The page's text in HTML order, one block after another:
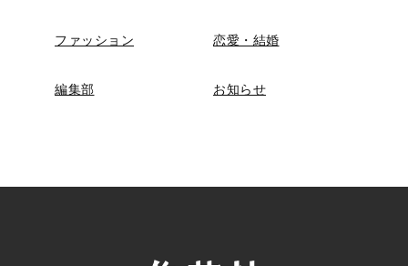
ファッション 恋愛・結婚
編集部 お知らせ